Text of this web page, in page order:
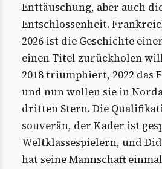
Enttäuschung, aber auch
Entschlossenheit.
2026 ist die Geschichte
einen Titel zurückholen
2018 triumphiert, 2022 das
und nun wollen sie in
dritten Stern. Die
souverän, der Kader ist
Weltklassespielern, und
hat seine Mannschaft